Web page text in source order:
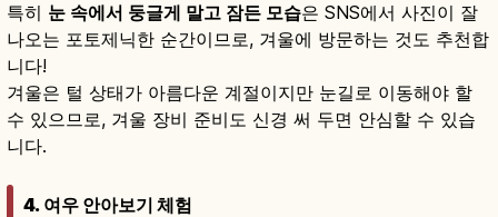
특히 눈 속에서 둥글게 말고 잠든 모습은 SNS에서 사진이 잘
나오는 포토제닉한 순간이므로, 겨울에 방문하는 것도 추천합
니다!
겨울은 털 상태가 아름다운 계절이지만 눈길로 이동해야 할
수 있으므로, 겨울 장비 준비도 신경 써 두면 안심할 수 있습
니다.
4. 여우 안아보기 체험